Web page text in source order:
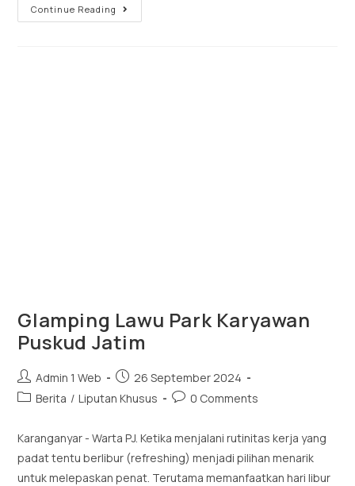
Continue Reading
Glamping Lawu Park Karyawan
Puskud Jatim
Admin 1 Web
26 September 2024
Berita / Liputan Khusus 0 Comments
Karanganyar - Warta PJ. Ketika menjalani rutinitas kerja yang
padat tentu berlibur (refreshing) menjadi pilihan menarik
untuk melepaskan penat. Terutama memanfaatkan hari libur